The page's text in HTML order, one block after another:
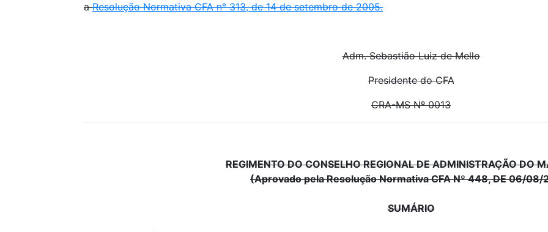
aResolução Normativa CFA n° 313, de 14 de setembro de 2005.
Adm. Sebastião Luiz de Mello
Presidente do CFA
CRA-MS Nº 0013
REGIMENTO DO CONSELHO REGIONAL DE ADMINISTRAÇÃO DO
(Aprovado pela Resolução Normativa CFA Nº 448, DE 06/08/
SUMÁRIO